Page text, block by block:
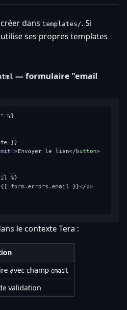
dans templates/. Si
ses propres templates
— formulaire "email
%}
}}
>Envoyer le lien</ button>
%}
{{ form.errors.email }}</p>
le contexte Tera :
avec champ email
validation